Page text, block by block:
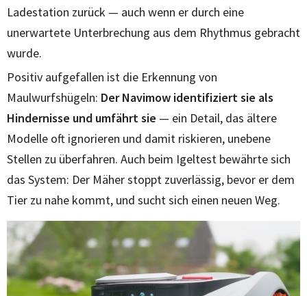
Ladestation zurück — auch wenn er durch eine
unerwartete Unterbrechung aus dem Rhythmus gebracht
wurde.
Positiv aufgefallen ist die Erkennung von
Maulwurfshügeln: Der Navimow identifiziert sie als
Hindernisse und umfährt sie — ein Detail, das ältere
Modelle oft ignorieren und damit riskieren, unebene
Stellen zu überfahren. Auch beim Igeltest bewährte sich
das System: Der Mäher stoppt zuverlässig, bevor er dem
Tier zu nahe kommt, und sucht sich einen neuen Weg.